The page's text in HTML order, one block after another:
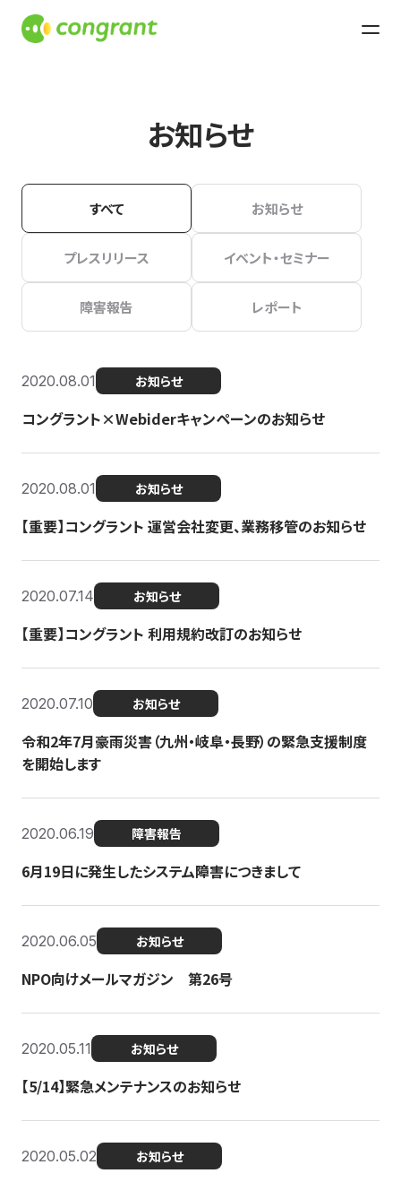
お知らせ
すべて お知らせ
プレスリリース イベント・セミナー
障害報告 レポート
2020.08.01 お知らせ
コングラント×Webiderキャンペーンのお知らせ
2020.08.01 お知らせ
【重要】コングラント 運営会社変更、業務移管のお知らせ
2020.07.14 お知らせ
【重要】コングラント 利用規約改訂のお知らせ
2020.07.10 お知らせ
令和2年7月豪雨災害（九州・岐阜・長野）の緊急支援制度
を開始します
2020.06.19 障害報告
6月19日に発生したシステム障害につきまして
2020.06.05 お知らせ
NPO向けメールマガジン 第26号
2020.05.11 お知らせ
【5/14】緊急メンテナンスのお知らせ
2020.05.02 お知らせ